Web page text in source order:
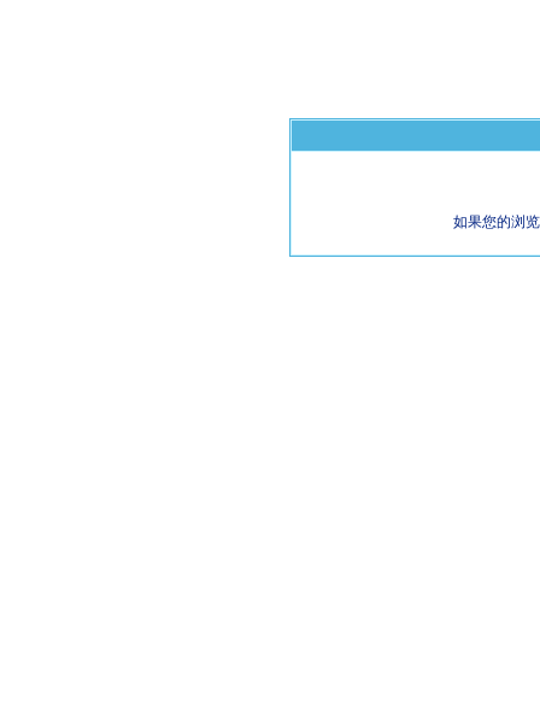
如果您的浏